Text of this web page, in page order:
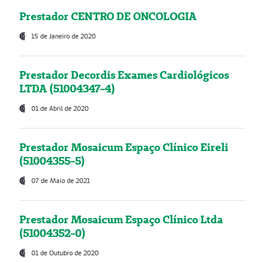
Prestador CENTRO DE ONCOLOGIA
15 de Janeiro de 2020
Prestador Decordis Exames Cardiológicos
LTDA (51004347-4)
01 de Abril de 2020
Prestador Mosaicum Espaço Clínico Eireli
(51004355-5)
07 de Maio de 2021
Prestador Mosaicum Espaço Clínico Ltda
(51004352-0)
01 de Outubro de 2020